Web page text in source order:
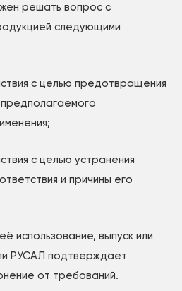
решать вопрос с
следующими
с целью предотвращения
с целью устранения
и причины его
использование, выпуск или
РУСАЛ подтверждает
от требований.